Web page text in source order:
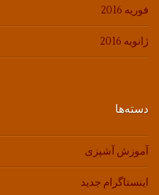
فوریه 2016
ژانویه 2016
دسته‌ها
آموزش آشپزی
اینستاگرام جدید